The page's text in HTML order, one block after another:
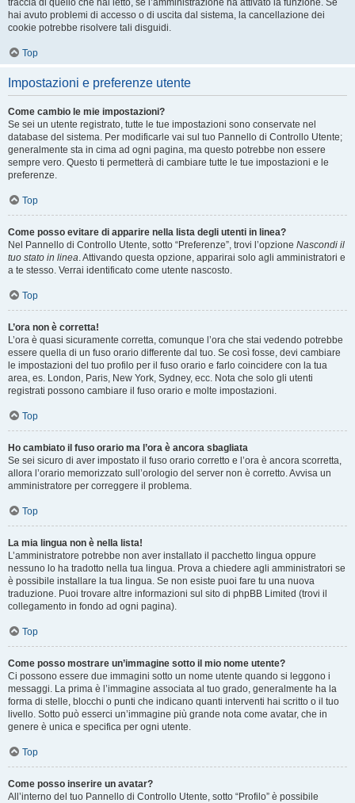
traccia di quello che hai letto, se l’amministrazione ha attivato la funzione. Se
hai avuto problemi di accesso o di uscita dal sistema, la cancellazione dei
cookie potrebbe risolvere tali disguidi.
Top
Impostazioni e preferenze utente
Come cambio le mie impostazioni?
Se sei un utente registrato, tutte le tue impostazioni sono conservate nel
database del sistema. Per modificarle vai sul tuo Pannello di Controllo Utente;
generalmente sta in cima ad ogni pagina, ma questo potrebbe non essere
sempre vero. Questo ti permetterà di cambiare tutte le tue impostazioni e le
preferenze.
Top
Come posso evitare di apparire nella lista degli utenti in linea?
Nel Pannello di Controllo Utente, sotto “Preferenze”, trovi l’opzione Nascondi il
tuo stato in linea. Attivando questa opzione, apparirai solo agli amministratori e
a te stesso. Verrai identificato come utente nascosto.
Top
L’ora non è corretta!
L’ora è quasi sicuramente corretta, comunque l’ora che stai vedendo potrebbe
essere quella di un fuso orario differente dal tuo. Se così fosse, devi cambiare
le impostazioni del tuo profilo per il fuso orario e farlo coincidere con la tua
area, es. London, Paris, New York, Sydney, ecc. Nota che solo gli utenti
registrati possono cambiare il fuso orario e molte impostazioni.
Top
Ho cambiato il fuso orario ma l’ora è ancora sbagliata
Se sei sicuro di aver impostato il fuso orario corretto e l’ora è ancora scorretta,
allora l’orario memorizzato sull’orologio del server non è corretto. Avvisa un
amministratore per correggere il problema.
Top
La mia lingua non è nella lista!
L’amministratore potrebbe non aver installato il pacchetto lingua oppure
nessuno lo ha tradotto nella tua lingua. Prova a chiedere agli amministratori se
è possibile installare la tua lingua. Se non esiste puoi fare tu una nuova
traduzione. Puoi trovare altre informazioni sul sito di phpBB Limited (trovi il
collegamento in fondo ad ogni pagina).
Top
Come posso mostrare un’immagine sotto il mio nome utente?
Ci possono essere due immagini sotto un nome utente quando si leggono i
messaggi. La prima è l’immagine associata al tuo grado, generalmente ha la
forma di stelle, blocchi o punti che indicano quanti interventi hai scritto o il tuo
livello. Sotto può esserci un’immagine più grande nota come avatar, che in
genere è unica e specifica per ogni utente.
Top
Come posso inserire un avatar?
All’interno del tuo Pannello di Controllo Utente, sotto “Profilo” è possibile